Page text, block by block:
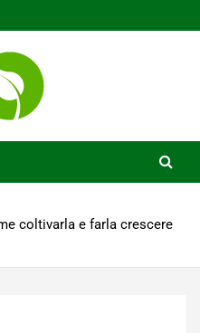
coltivarla e farla crescere